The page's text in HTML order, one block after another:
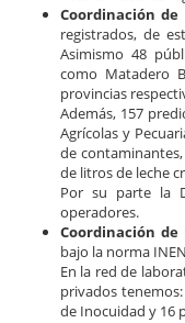
Coordinación
registrados, de
Asimismo 48
como Matadero
provincias
Además, 157
Agrícolas y
de
de litros de leche
Por su parte la
operadores.
Coordinación de
bajo la norma
En la red de
privados
de Inocuidad y 16